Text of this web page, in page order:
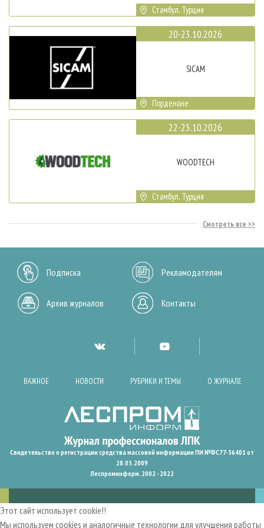
Стамбул, Турция
20-23.10.2026
SICAM
Порденоне
22-25.10.2026
WOODTECH
Стамбул, Турция
Смотреть все
Подписка Рекламодателям
Архив журналов Контакты
ВАЖНОЕ НОВОСТИ РУБРИКИ И ТЕМЫ О ЖУРНАЛЕ
Свидетельство о регистрации средства массовой информации ПИ №ФС77-36401 от
28.05.2009
Леспроминформ. 2002 - 2022
Этот сайт использует cookie!!
Мы используем cookies и аналогичные технологии для улучшения работы